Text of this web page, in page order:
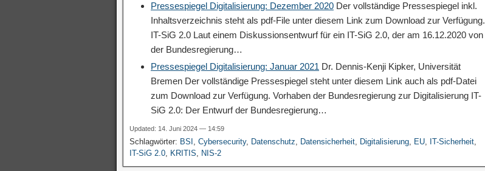
Pressespiegel Digitalisierung: Dezember 2020 Der vollständige Pressespiegel inkl.
Inhaltsverzeichnis steht als pdf-File unter diesem Link zum Download zur Verfügung.
IT-SiG 2.0 Laut einem Diskussionsentwurf für ein IT-SiG 2.0, der am 16.12.2020 von
der Bundesregierung…
Pressespiegel Digitalisierung: Januar 2021 Dr. Dennis-Kenji Kipker, Universität
Bremen Der vollständige Pressespiegel steht unter diesem Link auch als pdf-Datei
zum Download zur Verfügung. Vorhaben der Bundesregierung zur Digitalisierung IT-
SiG 2.0: Der Entwurf der Bundesregierung…
Updated: 14. Juni 2024 — 14:59
Schlagwörter: BSI , Cybersecurity, Datenschutz, Datensicherheit, Digitalisierung, EU, IT-Sicherheit,
IT-SiG 2.0, KRITIS, NIS-2